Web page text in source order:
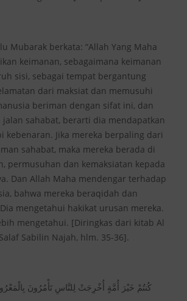
Mubarak berkata: “Allah Yang Maha
keimanan, sebagaimana keimanan
sisi, sebagai tempat bergantung
dari maksiat dan memusuhi
beriman dengan sifat ini, dan
sahabat, berarti dia mendapatkan
kebenaran. Jika mereka berpaling dari
sahabat, maka mereka berada di
permusuhan dan kemaksiatan kepada
Dan Allah Maha mendengar terhadap
bahwa mereka beraqidah dan
mengetahui hakikat urusan mereka.
mengetahui. [Diringkas dari kitab Al
Sabilin Najah, hlm. 35-36].
كُنتُمْ خَيْرَ أُمَّةٍ أُخْرِجَتْ لِلنَّاسِ تَأْمُرُونَ